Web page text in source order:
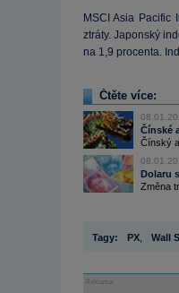
MSCI Asia
ztráty. Japonský
na 1,9 procenta.
Čtěte více:
Čínské
Čínský
Dolaru
Změna
Tagy: PX, Wall
Reklama